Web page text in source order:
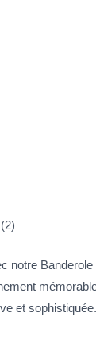
notre
et sophistiquée.